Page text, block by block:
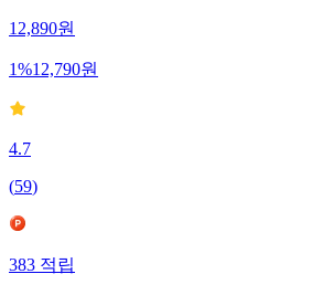
12,890원
1%12,790원
4.7
(59)
383 적립